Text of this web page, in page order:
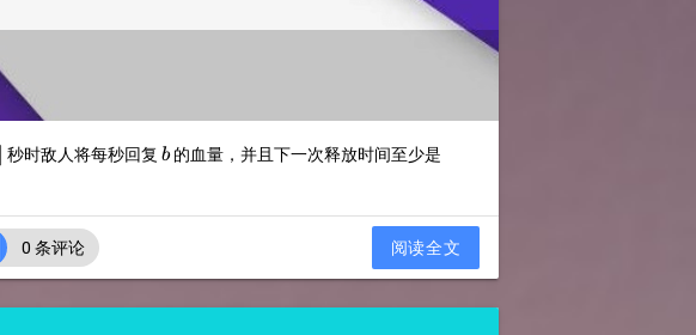
秒时敌人将每秒回复b
b的血量，并且下一次释放时间至少是
0 条评论 阅读全文